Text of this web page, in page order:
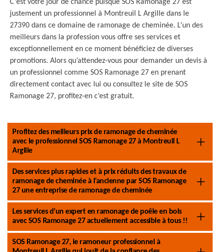
C’est votre jour de chance puisque SOS Ramonage 27 est
justement un professionnel à Montreuil L Argille dans le
27390 dans ce domaine de ramonage de cheminée. L’un des
meilleurs dans la profession vous offre ses services et
exceptionnellement en ce moment bénéficiez de diverses
promotions. Alors qu’attendez-vous pour demander un devis à
un professionnel comme SOS Ramonage 27 en prenant
directement contact avec lui ou consultez le site de SOS
Ramonage 27, profitez-en c’est gratuit.
Profitez des meilleurs prix de ramonage de cheminée
avec le professionnel SOS Ramonage 27 à Montreuil L
Argille
Des services plus rapides et à prix réduits des travaux de
ramonage de cheminée à l’ancienne par SOS Ramonage
27 une entreprise de ramonage de cheminée
Les services d’un expert en ramonage de poêle en bois
avec SOS Ramonage 27 actuellement accessible à tous !!
SOS Ramonage 27, le ramoneur professionnel à